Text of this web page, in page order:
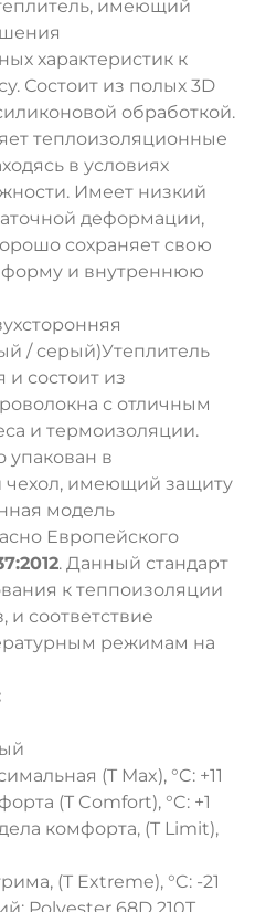
имеющий
характеристик к
Состоит из полых 3D
обработкой.
теплоизоляционные
в условиях
Имеет низкий
деформации,
сохраняет свою
и внутреннюю
/ серый)Утеплитель
и состоит из
с отличным
и термоизоляции.
упакован в
имеющий защиту
модель
Европейского
. Данный стандарт
к теппоизоляции
соответствие
режимам на
(T Max), °C: +11
(T Comfort), °C: +1
комфорта, (T Limit),
(T Extreme), °C: -21